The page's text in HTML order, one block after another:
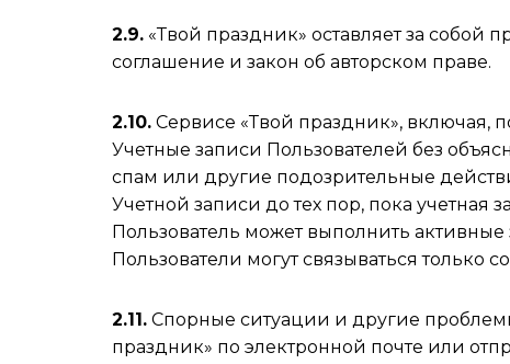
2.9. «Твой праздник» оставляет за
соглашение и закон об авторском праве.
2.10. Сервисе «Твой праздник», включая,
Учетные записи Пользователей без
спам или другие подозрительные
Учетной записи до тех пор, пока учетная
Пользователь может выполнить
Пользователи могут связываться
2.11. Спорные ситуации и другие
праздник» по электронной почте или